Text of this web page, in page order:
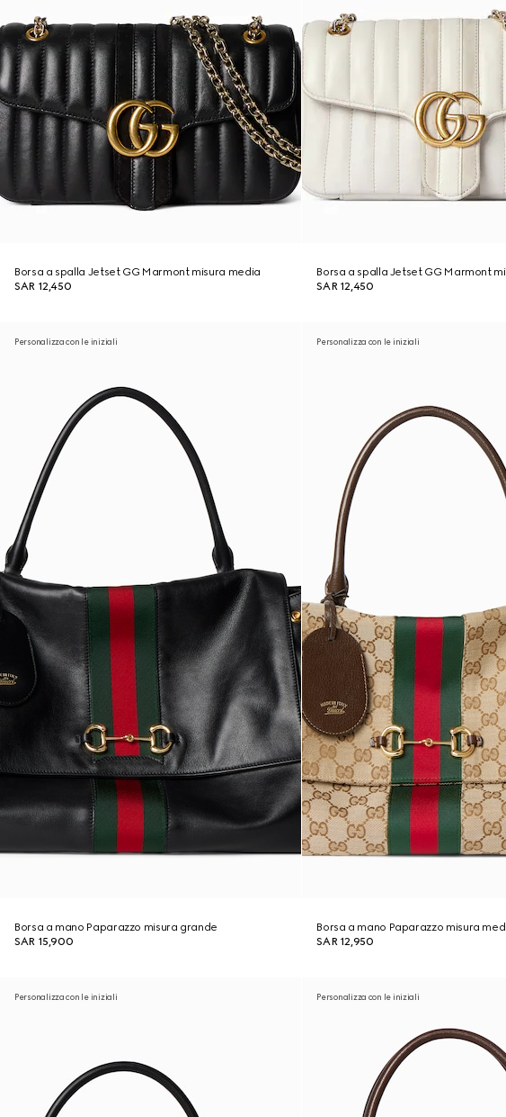
Borsa a spalla Jetset GG Marmont misura media
SAR 12,450
Borsa a spalla Jetset GG Marmont
SAR 12,450
Personalizza con le iniziali
Borsa a mano Paparazzo misura grande
SAR 15,900
Personalizza con le iniziali
Borsa a mano Paparazzo misura
SAR 12,950
Personalizza con le iniziali Personalizza con le iniziali